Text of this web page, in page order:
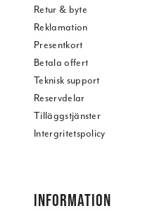
Retur & byte
Reklamation
Presentkort
Betala offert
Teknisk support
Reservdelar
Tilläggstjänster
Intergritetspolicy
INFORMATION